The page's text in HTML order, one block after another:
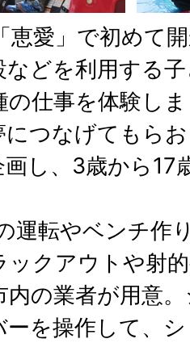
恵愛」で初めて
などを利用する
の仕事を体験し
につなげてもら
し、3歳から17
運転やベンチ作
ックアウトや射
内の業者が用意
ーを操作して、